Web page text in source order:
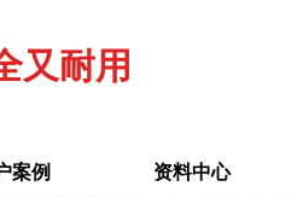
又耐用
案例 资料中心